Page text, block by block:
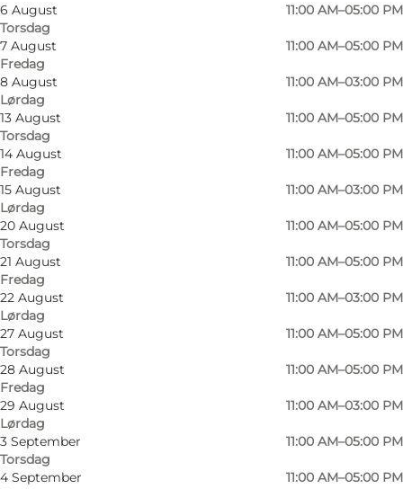
6 August
Torsdag
11:00 AM–05:00 PM
7 August
Fredag
11:00 AM–05:00 PM
8 August
Lørdag
11:00 AM–03:00 PM
13 August
Torsdag
11:00 AM–05:00 PM
14 August
Fredag
11:00 AM–05:00 PM
15 August
Lørdag
11:00 AM–03:00 PM
20 August
Torsdag
11:00 AM–05:00 PM
21 August
Fredag
11:00 AM–05:00 PM
22 August
Lørdag
11:00 AM–03:00 PM
27 August
Torsdag
11:00 AM–05:00 PM
28 August
Fredag
11:00 AM–05:00 PM
29 August
Lørdag
11:00 AM–03:00 PM
3 September
Torsdag
11:00 AM–05:00 PM
4 September
11:00 AM–05:00 PM
Christina Iversen Studio Foto:
Håndlavet dansk design med inspiration fra